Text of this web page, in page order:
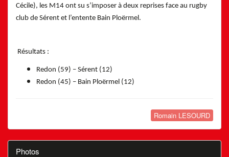
Cécile), les M14 ont su s’imposer à deux reprises face au rugby
club de Sérent et l’entente Bain Ploërmel.
Résultats :
Redon (59) – Sérent (12)
Redon (45) – Bain Ploërmel (12)
Romain LESOURD
Photos